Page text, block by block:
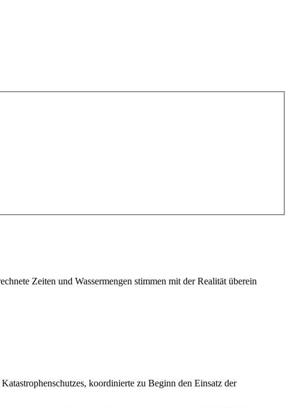
Zeiten und Wassermengen stimmen mit der Realität überein
koordinierte zu Beginn den Einsatz der